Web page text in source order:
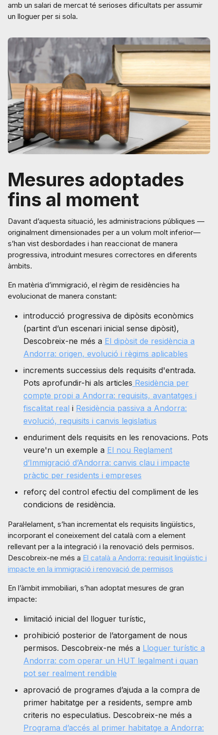
amb un salari de mercat té serioses dificultats per assumir
un lloguer per si sola.
Mesures adoptades
fins al moment
Davant d’aquesta situació, les administracions públiques —
originalment dimensionades per a un volum molt inferior—
s’han vist desbordades i han reaccionat de manera
progressiva, introduint mesures correctores en diferents
àmbits.
En matèria d’immigració, el règim de residències ha
evolucionat de manera constant:
introducció progressiva de dipòsits econòmics
(partint d’un escenari inicial sense dipòsit),
Descobreix-ne més a El dipòsit de residència a
Andorra: origen, evolució i règims aplicables
increments successius dels requisits d'entrada.
Pots aprofundir-hi als articles Residència per
compte propi a Andorra: requisits, avantatges i
fiscalitat real i Residència passiva a Andorra:
evolució, requisits i canvis legislatius
enduriment dels requisits en les renovacions. Pots
veure'n un exemple a El nou Reglament
d’Immigració d’Andorra: canvis clau i impacte
pràctic per residents i empreses
reforç del control efectiu del compliment de les
condicions de residència.
Paral·lelament, s’han incrementat els requisits lingüístics,
incorporant el coneixement del català com a element
rellevant per a la integració i la renovació dels permisos.
Descobreix-ne més a El català a Andorra: requisit lingüístic i
impacte en la immigració i renovació de permisos
En l’àmbit immobiliari, s’han adoptat mesures de gran
impacte:
limitació inicial del lloguer turístic,
prohibició posterior de l’atorgament de nous
permisos. Descobreix-ne més a Lloguer turístic a
Andorra: com operar un HUT legalment i quan
pot ser realment rendible
aprovació de programes d’ajuda a la compra de
primer habitatge per a residents, sempre amb
criteris no especulatius. Descobreix-ne més a
Programa d’accés al primer habitatge a Andorra: